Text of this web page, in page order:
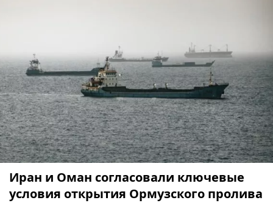
Иран и Оман согласовали ключевые
условия открытия Ормузского пролива